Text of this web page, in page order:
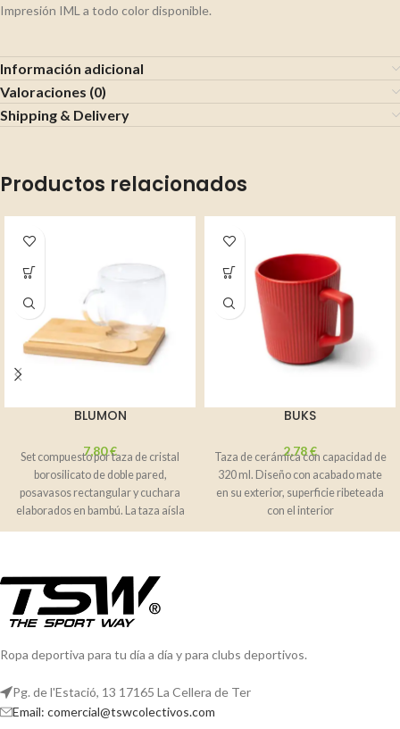
Impresión IML a todo color disponible.
Información adicional
Valoraciones (0)
Shipping & Delivery
Productos relacionados
BLUMON
7,80€
Set compuesto por taza de cristal
borosilicato de doble pared,
posavasos rectangular y cuchara
elaborados en bambú. La taza aísla
BUKS
2,78€
Taza de cerámica con capacidad de
320 ml. Diseño con acabado mate
en su exterior, superficie ribeteada
con el interior
Ropa deportiva para tu día a día y para clubs deportivos.
Pg. de l'Estació, 13 17165 La Cellera de Ter
Email: comercial@tswcolectivos.com